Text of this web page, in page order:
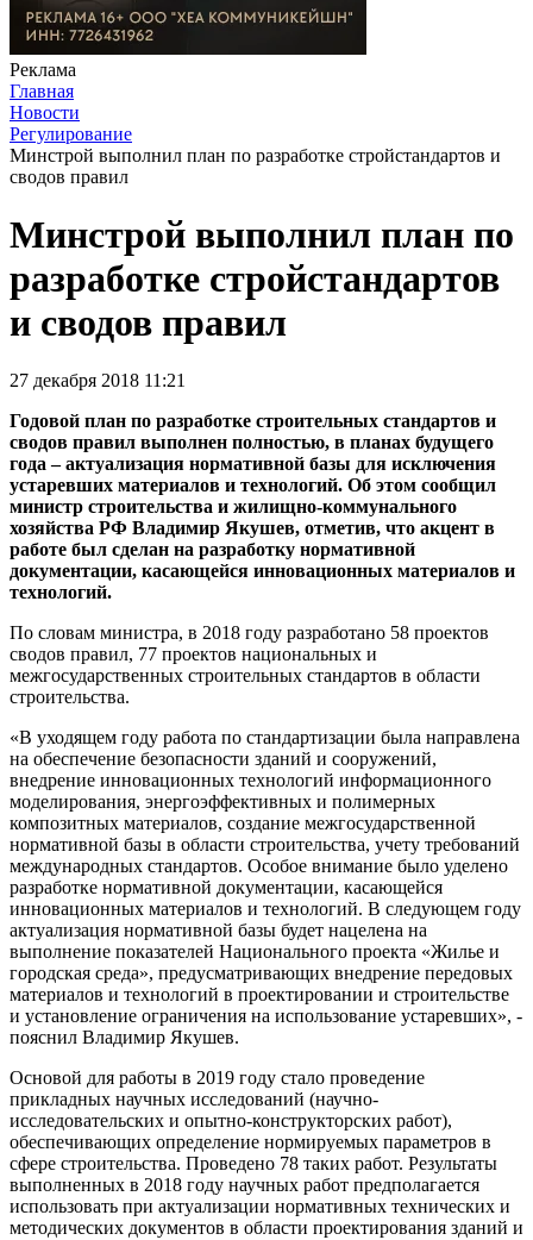
Реклама
Главная
Новости
Регулирование
Минстрой выполнил план по разработке стройстандартов и
сводов правил
Минстрой выполнил план по
разработке стройстандартов
и сводов правил
27 декабря 2018 11:21
Годовой план по разработке строительных стандартов и
сводов правил выполнен полностью, в планах будущего
года – актуализация нормативной базы для исключения
устаревших материалов и технологий. Об этом сообщил
министр строительства и жилищно-коммунального
хозяйства РФ Владимир Якушев, отметив, что акцент в
работе был сделан на разработку нормативной
документации, касающейся инновационных материалов и
технологий.
По словам министра, в 2018 году разработано 58 проектов
сводов правил, 77 проектов национальных и
межгосударственных строительных стандартов в области
строительства.
«В уходящем году работа по стандартизации была направлена
на обеспечение безопасности зданий и сооружений,
внедрение инновационных технологий информационного
моделирования, энергоэффективных и полимерных
композитных материалов, создание межгосударственной
нормативной базы в области строительства, учету требований
международных стандартов. Особое внимание было уделено
разработке нормативной документации, касающейся
инновационных материалов и технологий. В следующем году
актуализация нормативной базы будет нацелена на
выполнение показателей Национального проекта «Жилье и
городская среда», предусматривающих внедрение передовых
материалов и технологий в проектировании и строительстве
и установление ограничения на использование устаревших», -
пояснил Владимир Якушев.
Основой для работы в 2019 году стало проведение
прикладных научных исследований (научно-
исследовательских и опытно-конструкторских работ),
обеспечивающих определение нормируемых параметров в
сфере строительства. Проведено 78 таких работ. Результаты
выполненных в 2018 году научных работ предполагается
использовать при актуализации нормативных технических и
методических документов в области проектирования зданий и